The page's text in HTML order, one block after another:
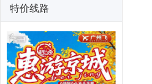
特价线路